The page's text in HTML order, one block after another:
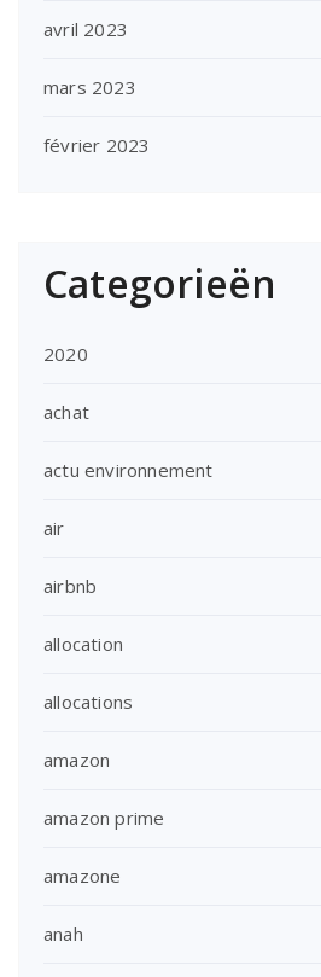
avril 2023
mars 2023
février 2023
Categorieën
2020
achat
actu environnement
air
airbnb
allocation
allocations
amazon
amazon prime
amazone
anah